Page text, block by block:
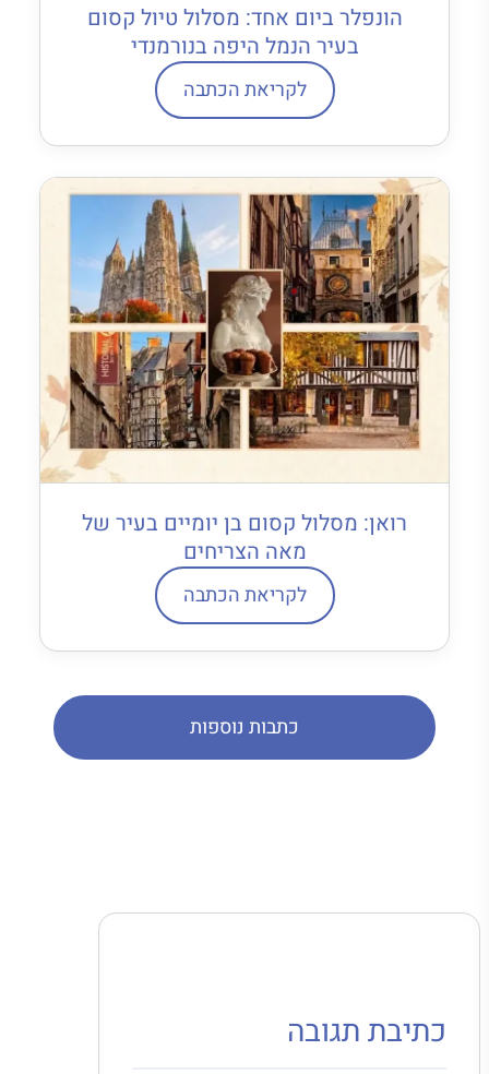
הונפלר ביום אחד: מסלול טיול קסום
בעיר הנמל היפה בנורמנדי
לקריאת הכתבה
רואן: מסלול קסום בן יומיים בעיר של
מאה הצריחים
לקריאת הכתבה
כתבות נוספות
כתיבת תגובה